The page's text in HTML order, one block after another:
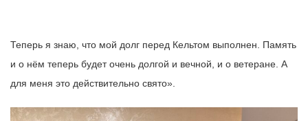
Теперь я знаю, что мой долг перед Кельтом выполнен. Память
и о нём теперь будет очень долгой и вечной, и о ветеране. А
для меня это действительно свято».